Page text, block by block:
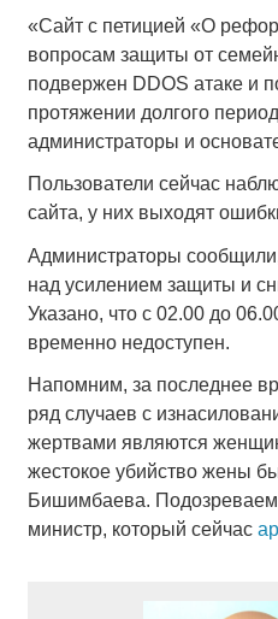
«Сайт с петицией «О
вопросам защиты от
подвержен DDOS атаке и
протяжении долгого
администраторы и
Пользователи сейчас
сайта, у них выходят
Администраторы
над усилением защиты и
Указано, что с 02.00 до
временно недоступен.
Напомним, за последнее
ряд случаев с
жертвами являются
жестокое убийство жены
Бишимбаева.
министр, который сейчас